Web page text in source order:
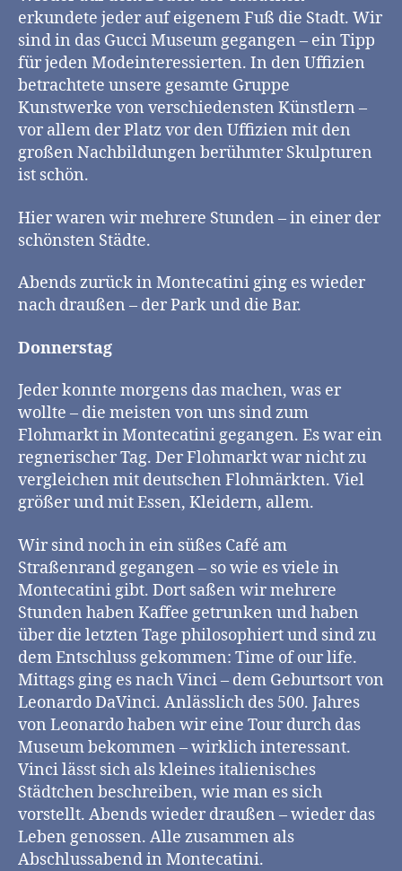
erkundete jeder auf eigenem Fuß die Stadt. Wir
sind in das Gucci Museum gegangen – ein Tipp
für jeden Modeinteressierten. In den Uffizien
betrachtete unsere gesamte Gruppe
Kunstwerke von verschiedensten Künstlern –
vor allem der Platz vor den Uffizien mit den
großen Nachbildungen berühmter Skulpturen
ist schön.
Hier waren wir mehrere Stunden – in einer der
schönsten Städte.
Abends zurück in Montecatini ging es wieder
nach draußen – der Park und die Bar.
Donnerstag
Jeder konnte morgens das machen, was er
wollte – die meisten von uns sind zum
Flohmarkt in Montecatini gegangen. Es war ein
regnerischer Tag. Der Flohmarkt war nicht zu
vergleichen mit deutschen Flohmärkten. Viel
größer und mit Essen, Kleidern, allem.
Wir sind noch in ein süßes Café am
Straßenrand gegangen – so wie es viele in
Montecatini gibt. Dort saßen wir mehrere
Stunden haben Kaffee getrunken und haben
über die letzten Tage philosophiert und sind zu
dem Entschluss gekommen: Time of our life.
Mittags ging es nach Vinci – dem Geburtsort von
Leonardo DaVinci. Anlässlich des 500. Jahres
von Leonardo haben wir eine Tour durch das
Museum bekommen – wirklich interessant.
Vinci lässt sich als kleines italienisches
Städtchen beschreiben, wie man es sich
vorstellt. Abends wieder draußen – wieder das
Leben genossen. Alle zusammen als
Abschlussabend in Montecatini.